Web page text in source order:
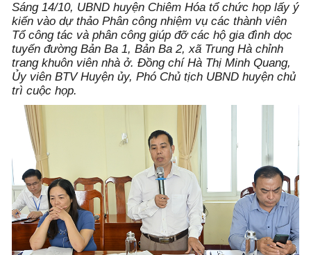
Sáng 14/10, UBND huyện Chiêm Hóa tổ chức họp lấy ý
kiến vào dự thảo Phân công nhiệm vụ các thành viên
Tổ công tác và phân công giúp đỡ các hộ gia đình dọc
tuyến đường Bản Ba 1, Bản Ba 2, xã Trung Hà chỉnh
trang khuôn viên nhà ở. Đồng chí Hà Thị Minh Quang,
Ủy viên BTV Huyện ủy, Phó Chủ tịch UBND huyện chủ
trì cuộc họp.